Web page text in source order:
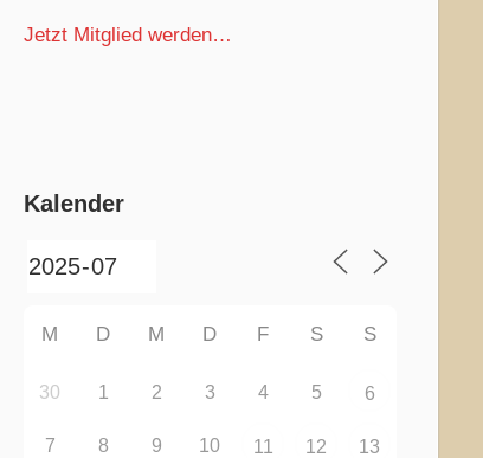
Jetzt Mitglied werden…
Kalender
M D M D F S S
30 1 2 3 4 5 6
7 8 9 10 11 12 13